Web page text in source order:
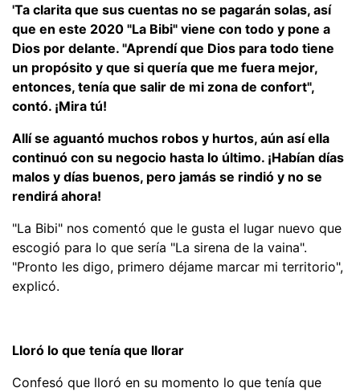
'Ta clarita que sus cuentas no se pagarán solas, así
que en este 2020 "La Bibi" viene con todo y pone a
Dios por delante. "Aprendí que Dios para todo tiene
un propósito y que si quería que me fuera mejor,
entonces, tenía que salir de mi zona de confort",
contó. ¡Mira tú!
Allí se aguantó muchos robos y hurtos, aún así ella
continuó con su negocio hasta lo último. ¡Habían días
malos y días buenos, pero jamás se rindió y no se
rendirá ahora!
"La Bibi" nos comentó que le gusta el lugar nuevo que
escogió para lo que sería "La sirena de la vaina".
"Pronto les digo, primero déjame marcar mi territorio",
explicó.
Lloró lo que tenía que llorar
Confesó que lloró en su momento lo que tenía que